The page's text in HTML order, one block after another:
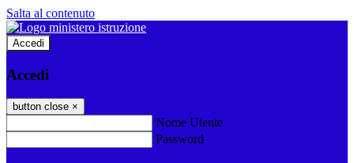
Salta al contenuto
Accedi
Accedi
button close ×
Nome Utente
Password